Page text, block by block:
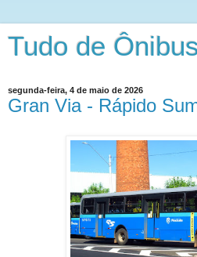
Tudo de
segunda-feira, 4 de maio de 2026
Gran Via - Rápido